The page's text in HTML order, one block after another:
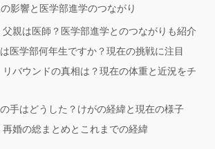
影響と医学部進学のつながり
父親は医師？医学部進学とのつながりも紹介
医学部何年生ですか？現在の挑戦に注目
リバウンドの真相は？現在の体重と近況をチ
手はどうした？けがの経緯と現在の様子
再婚の総まとめとこれまでの経緯